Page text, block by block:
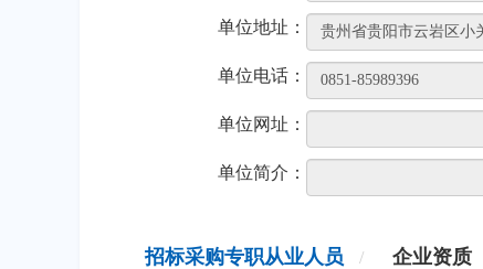
单位地址：
单位电话：
单位网址：
单位简介：
招标采购专职从业人员 / 企业资质